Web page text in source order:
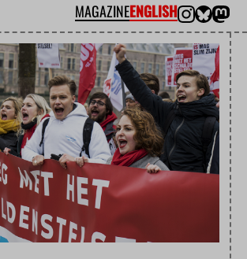
MAGAZINEENGLISH